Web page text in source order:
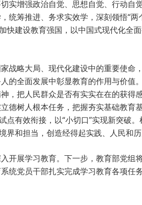
实增强政治自觉、思想自觉、行动自
统筹推进、务求实效学，深刻领悟“两
快建设教育强国，以中国式现代化全
战略大局、现代化建设中的重要使命
的全面发展中彰显教育的作用与价值
把人民群众是否有实实在在的获得
德树人根本任务，把握夯实基础教育
有效衔接，以“小切口”实现新突破
和担当，创造经得起实践、人民和历
开展学习教育。下一步，教育部党组
统党员干部扎实完成学习教育各项任务